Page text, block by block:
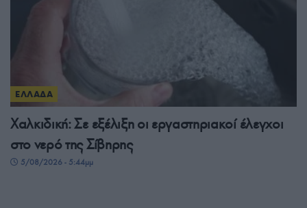
ΕΛΛΑΔΑ
Χαλκιδική: Σε εξέλιξη οι εργαστηριακοί έλεγχοι
στο νερό της Σίβηρης
5/08/2026 - 5:44μμ